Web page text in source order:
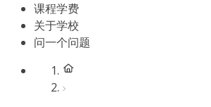
课程学费
关于学校
问一个问题